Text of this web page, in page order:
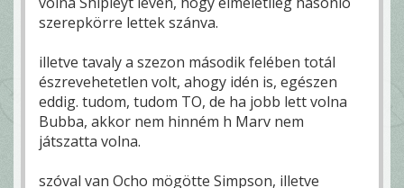
szerepkörre lettek szánva.
illetve tavaly a szezon második felében totál
észrevehetetlen volt, ahogy idén is, egészen
eddig. tudom, tudom TO, de ha jobb lett volna
Bubba, akkor nem hinném h Marv nem
játszatta volna.
szóval van Ocho mögötte Simpson, illetve